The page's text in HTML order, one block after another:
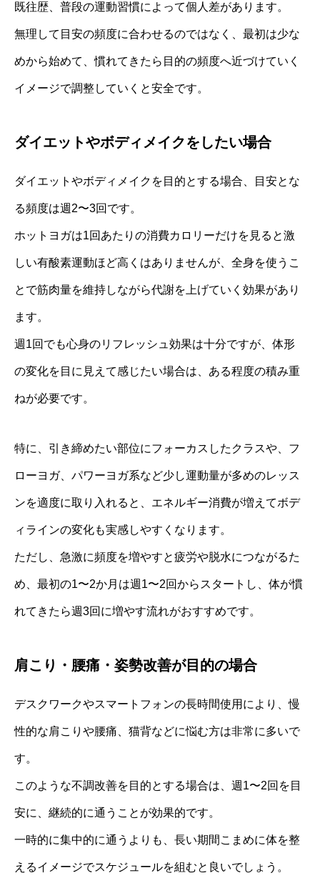
既往歴、普段の運動習慣によって個人差があります。
無理して目安の頻度に合わせるのではなく、最初は少な
めから始めて、慣れてきたら目的の頻度へ近づけていく
イメージで調整していくと安全です。
ダイエットやボディメイクをしたい場合
ダイエットやボディメイクを目的とする場合、目安とな
る頻度は週2〜3回です。
ホットヨガは1回あたりの消費カロリーだけを見ると激
しい有酸素運動ほど高くはありませんが、全身を使うこ
とで筋肉量を維持しながら代謝を上げていく効果があり
ます。
週1回でも心身のリフレッシュ効果は十分ですが、体形
の変化を目に見えて感じたい場合は、ある程度の積み重
ねが必要です。
特に、引き締めたい部位にフォーカスしたクラスや、フ
ローヨガ、パワーヨガ系など少し運動量が多めのレッス
ンを適度に取り入れると、エネルギー消費が増えてボデ
ィラインの変化も実感しやすくなります。
ただし、急激に頻度を増やすと疲労や脱水につながるた
め、最初の1〜2か月は週1〜2回からスタートし、体が慣
れてきたら週3回に増やす流れがおすすめです。
肩こり・腰痛・姿勢改善が目的の場合
デスクワークやスマートフォンの長時間使用により、慢
性的な肩こりや腰痛、猫背などに悩む方は非常に多いで
す。
このような不調改善を目的とする場合は、週1〜2回を目
安に、継続的に通うことが効果的です。
一時的に集中的に通うよりも、長い期間こまめに体を整
えるイメージでスケジュールを組むと良いでしょう。